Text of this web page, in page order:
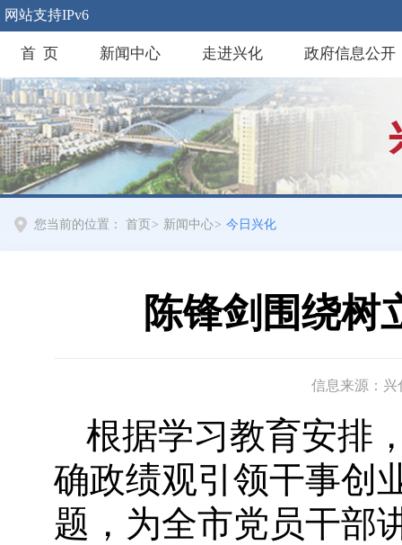
网站支持IPv6
首 页 新闻中心 走进兴化 政府信息公开
您当前的位置： 首页 > 新闻中心> 今日兴化
陈锋剑围绕树
信息来源：兴
根据学习教育安排
确政绩观引领干事创
题，为全市党员干部